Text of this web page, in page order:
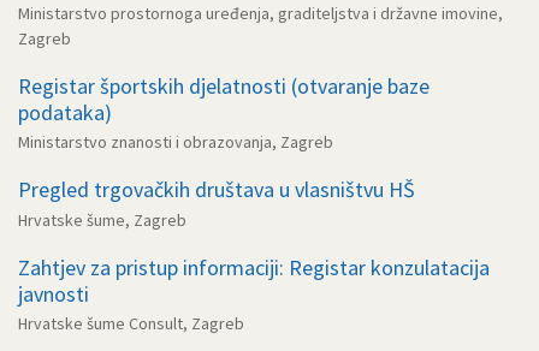
Ministarstvo prostornoga uređenja, graditeljstva i državne imovine,
Zagreb
Registar športskih djelatnosti (otvaranje baze
podataka)
Ministarstvo znanosti i obrazovanja, Zagreb
Pregled trgovačkih društava u vlasništvu HŠ
Hrvatske šume, Zagreb
Zahtjev za pristup informaciji: Registar konzulatacija
javnosti
Hrvatske šume Consult, Zagreb